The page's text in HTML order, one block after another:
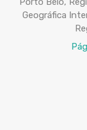
Geográfica